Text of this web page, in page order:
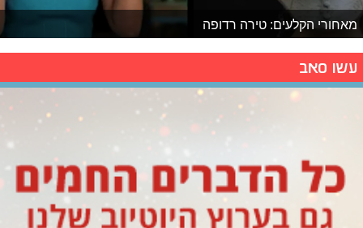
מאחורי הקלעים: טירה רדופה
עשו סאב